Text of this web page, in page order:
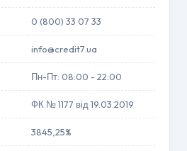
0 (800) 33 07 33
info@credit7.ua
Пн-Пт: 08:00 - 22:00
ФК № 1177 від 19.03.2019
3845,25%